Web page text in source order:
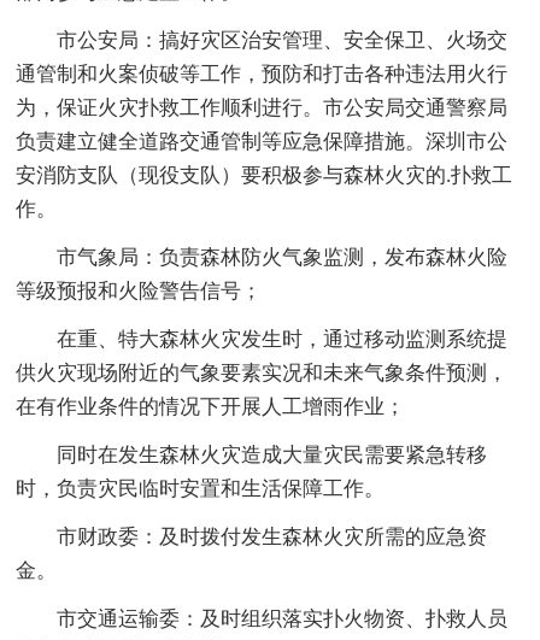
市公安局：搞好灾区治安管理、安全保卫、火场交
通管制和火案侦破等工作，预防和打击各种违法用火行
为，保证火灾扑救工作顺利进行。市公安局交通警察局
负责建立健全道路交通管制等应急保障措施。深圳市公
安消防支队（现役支队）要积极参与森林火灾的.扑救工
作。
市气象局：负责森林防火气象监测，发布森林火险
等级预报和火险警告信号；
在重、特大森林火灾发生时，通过移动监测系统提
供火灾现场附近的气象要素实况和未来气象条件预测，
在有作业条件的情况下开展人工增雨作业；
同时在发生森林火灾造成大量灾民需要紧急转移
时，负责灾民临时安置和生活保障工作。
市财政委：及时拨付发生森林火灾所需的应急资
金。
市交通运输委：及时组织落实扑火物资、扑救人员